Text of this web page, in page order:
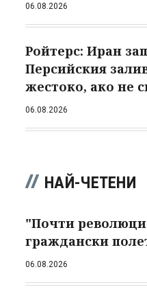
06.08.2026
Ройтерс: Иран
Персийския
жестоко, ако не
06.08.2026
НАЙ-ЧЕТЕНИ
"Почти
граждански
06.08.2026